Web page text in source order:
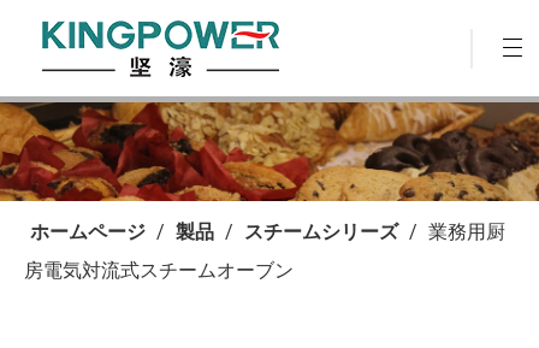
ホームページ / 製品 / スチームシリーズ / 業務用厨
房電気対流式スチームオーブン